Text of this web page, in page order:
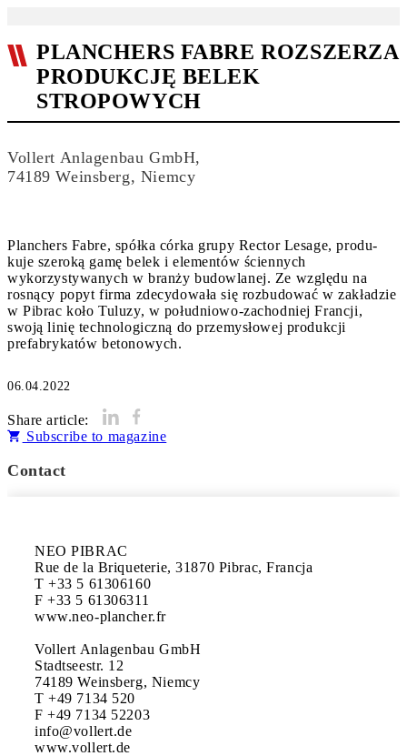
PLANCHERS FABRE ROZSZERZA
PRODUKCJĘ BELEK
STROPOWYCH
Vollert Anlagenbau GmbH,
74189 Weinsberg, Niemcy
Planchers Fabre, spółka córka grupy Rector Lesage, produ-
kuje szeroką gamę belek i elementów ściennych
wykorzystywanych w branży budowlanej. Ze względu na
rosnący popyt firma zdecydowała się rozbudować w zakładzie
w Pibrac koło Tuluzy, w południowo-zachodniej Francji,
swoją linię technologiczną do przemysłowej produkcji
prefabrykatów betonowych.
06.04.2022
Share article:
Subscribe to magazine
Contact
NEO PIBRAC
Rue de la Briqueterie, 31870 Pibrac, Francja
T +33 5 61306160
F +33 5 61306311
www.neo-plancher.fr
Vollert Anlagenbau GmbH
Stadtseestr. 12
74189 Weinsberg, Niemcy
T +49 7134 520
F +49 7134 52203
info@vollert.de
www.vollert.de